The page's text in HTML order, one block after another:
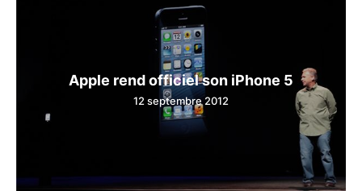
Apple rend officiel son iPhone 5
12 septembre 2012